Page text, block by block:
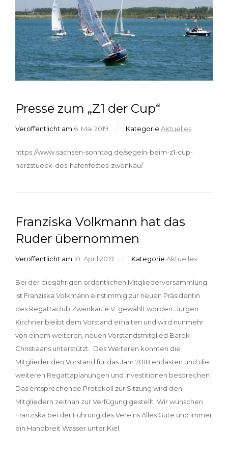
Presse zum „Z1 der Cup“
Veröffentlicht am 6. Mai 2019 / Kategorie Aktuelles
https://www.sachsen-sonntag.de/segeln-beim-z1-cup-
herzstueck-des-hafenfestes-zwenkau/
Franziska Volkmann hat das
Ruder übernommen
Veröffentlicht am 10. April 2019 / Kategorie Aktuelles
Bei der diesjährigen ordentlichen Mitgliederversammlung
ist Franziska Volkmann einstimmig zur neuen Präsidentin
des Regattaclub Zwenkau e.V. gewählt worden. Jürgen
Kirchner bleibt dem Vorstand erhalten und wird nunmehr
von einem weiteren, neuen Vorstandsmitglied Barek
Christiaans unterstützt. Des Weiteren konnten die
Mitglieder den Vorstand für das Jahr 2018 entlasten und die
weiteren Regattaplanungen und Investitionen besprechen.
Das entsprechende Protokoll zur Sitzung wird den
Mitgliedern zeitnah zur Verfügung gestellt. Wir wünschen
Franziska bei der Führung des Vereins Alles Gute und immer
ein Handbreit Wasser unter Kiel.